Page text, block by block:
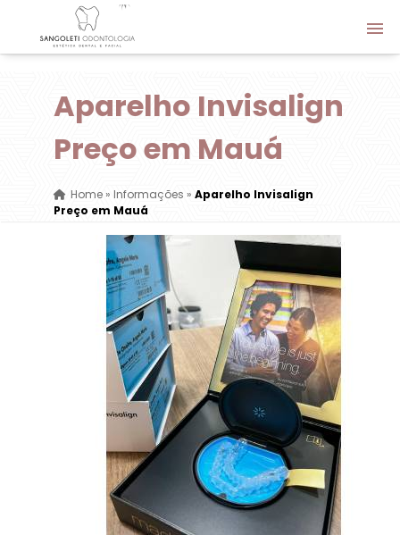
Aparelho Invisalign
Preço em Mauá
Home» Informações » Aparelho Invisalign
Preço em Mauá